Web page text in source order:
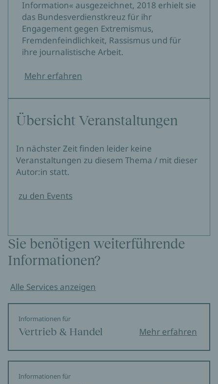
Information« ausgezeichnet, 2018 erhielt sie
das Bundesverdienstkreuz für ihr
Engagement gegen Extremismus,
Fremdenfeindlichkeit, Rassismus und für
ihre journalistische Arbeit.
Mehr erfahren
Übersicht Veranstaltungen
In nächster Zeit finden leider keine
Veranstaltungen zu diesem Thema / mit dieser
Autor:in statt.
zu den Events
Sie benötigen weiterführende
Informationen?
Alle Services anzeigen
Informationen für
Vertrieb & Handel Mehr erfahren
Informationen für